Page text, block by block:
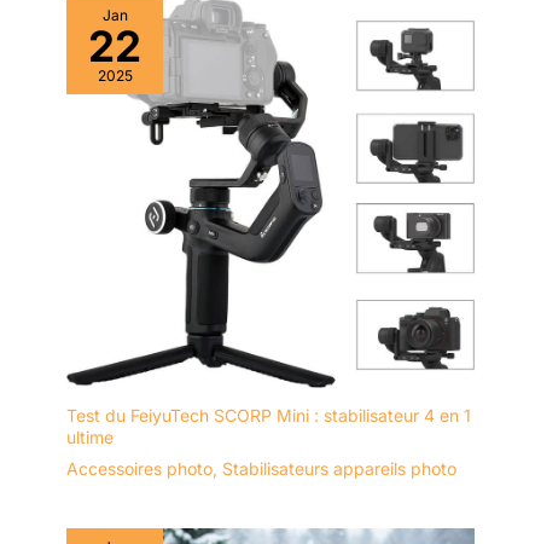
Jan
22
2025
Test du FeiyuTech SCORP Mini : stabilisateur 4 en 1
ultime
Accessoires photo, Stabilisateurs appareils photo